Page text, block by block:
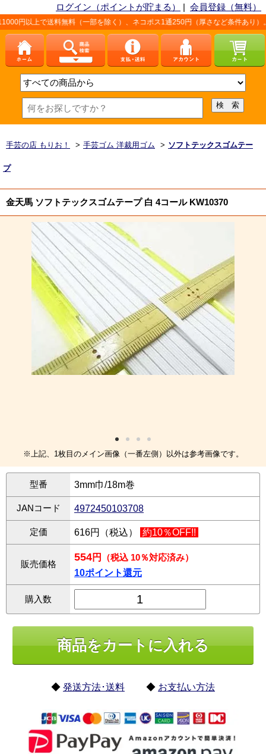
ログイン（ポイントが貯まる） | 会員登録（無料）
無料（一部を除く）、ネコポス1通250円（厚さなど条件あり）。詳しくは、
手芸の店 もりお！ > 手芸ゴム 洋裁用ゴム > ソフトテックスゴムテー
プ
金天馬 ソフトテックスゴムテープ 白 4コール KW10370
※上記、1枚目のメイン画像（一番左側）以外は参考画像です。
型番 3mm巾/18m巻
JANコード 4972450103708
定価 616円（税込） 約10％OFF!!
販売価格
554円
（税込 10％対応済み）
10ポイント還元
購入数
◆ 発送方法･送料 ◆ お支払い方法